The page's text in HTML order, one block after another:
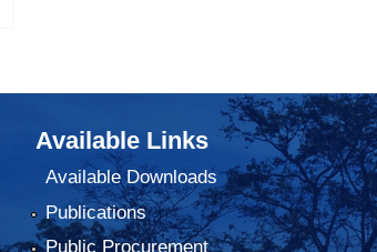
Available Links
Available Downloads
Publications
Public Procurement